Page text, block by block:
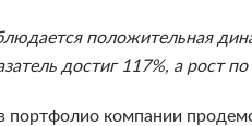
положительная
достиг 117%, а рост
компании